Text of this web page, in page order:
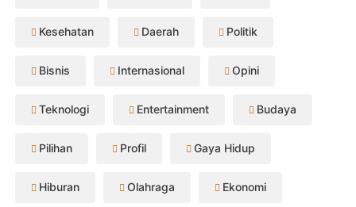
Kesehatan Daerah Politik
Bisnis Internasional Opini
Teknologi Entertainment Budaya
Pilihan Profil Gaya Hidup
Hiburan Olahraga Ekonomi